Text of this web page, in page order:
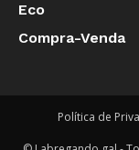
Eco
Compra-Venda
Política de